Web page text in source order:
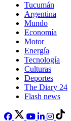
Tucumán
Argentina
Mundo
Economía
Motor
Energía
Tecnología
Culturas
Deportes
The Diary 24
Flash news